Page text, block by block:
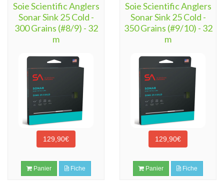
Soie Scientific Anglers
Sonar Sink 25 Cold -
300 Grains (#8/9) - 32
m
129,90€
Panier Fiche
Soie Scientific Anglers
Sonar Sink 25 Cold -
350 Grains (#9/10) - 32
m
129,90€
Panier Fiche